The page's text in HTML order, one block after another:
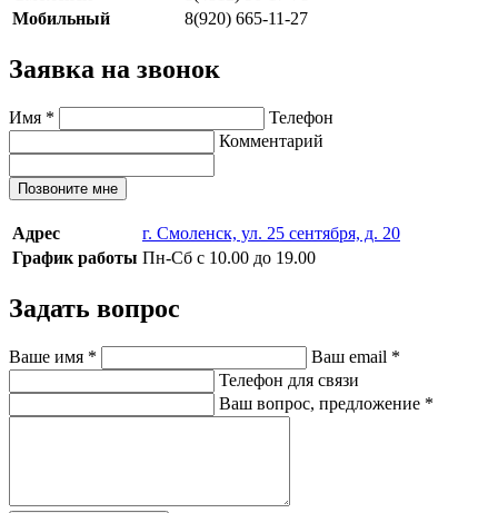
Мобильный
8(920) 665-11-27
Заявка на звонок
Имя *
Телефон
Комментарий
Позвоните мне
Адрес
г. Смоленск, ул. 25 сентября, д. 20
График работы Пн-Сб с 10.00 до 19.00
Задать вопрос
Ваше имя * Ваш email *
Телефон для связи
Ваш вопрос, предложение *